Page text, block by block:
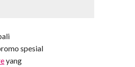
spesial
yang